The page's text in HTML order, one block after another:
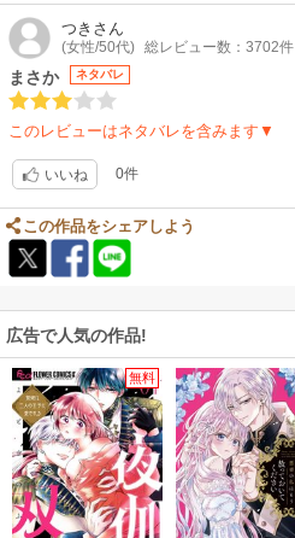
つき さん
(女性/50代) 総レビュー数：3702件
まさか ネタバレ
このレビューはネタバレを含みます▼
いいね 0件
この作品をシェアしよう
広告で人気の作品!
無料